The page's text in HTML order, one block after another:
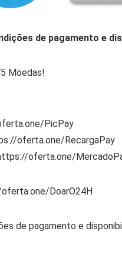
de pagamento e
Moedas!
PicPay
oferta.one/RecargaPay
oferta.one/
DoarO24H
de pagamento e